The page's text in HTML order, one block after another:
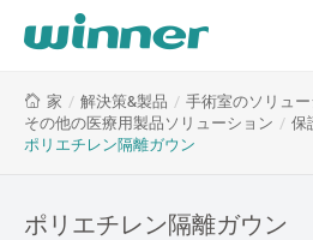
家 / 解決策&製品 / 手術室のソリュ
その他の医療用製品ソリューション / 保
ポリエチレン隔離ガウン
ポリエチレン隔離ガウン